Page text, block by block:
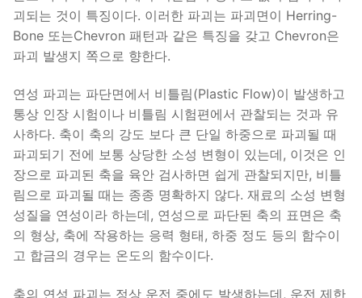
괴되는 것이 특징이다. 이러한 파괴는 파괴면이 Herring-
Bone 또는Chevron 패턴과 같은 특징을 갖고 Chevron은
파괴 발생지 쪽으로 향한다.
연성 파괴는 파단면에서 비틀림(Plastic Flow)이 발생하고
통상 인장 시험이나 비틀림 시험편에서 관찰되는 것과 유
사하다. 축이 축의 강도 보다 큰 단일 하중으로 파괴될 때
파괴되기 전에 보통 상당한 소성 변형이 있는데, 이것은 인
장으로 파괴된 축을 육안 검사하면 쉽게 관찰되지만, 비틀
림으로 파괴될 때는 종종 명확하지 않다. 재료의 소성 변형
성질을 연성이라 하는데, 연성으로 파단된 축의 표면은 축
의 형상, 축에 작용하는 응력 형태, 하중 정도 등의 함수이
고 합금의 경우는 온도의 함수이다.
축의 연성 파괴는 정상 운전 중에도 발생하는데, 운전 제한